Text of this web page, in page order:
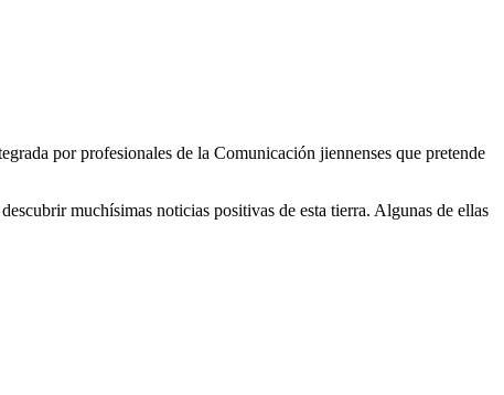
por profesionales de la Comunicación jiennenses que pretende
muchísimas noticias positivas de esta tierra. Algunas de ellas